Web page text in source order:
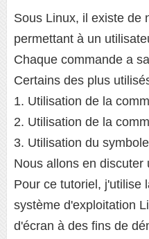
Sous Linux, il existe de
permettant à un
Chaque commande a
Certains des plus
1. Utilisation de la
2. Utilisation de la
3. Utilisation du
Nous allons en discuter
Pour ce tutoriel, j'utilise
système d'exploitation
d'écran à des fins de